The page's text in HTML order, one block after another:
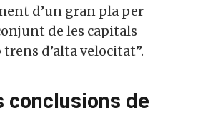
d’un gran pla per
de les capitals
d’alta velocitat”.
conclusions de